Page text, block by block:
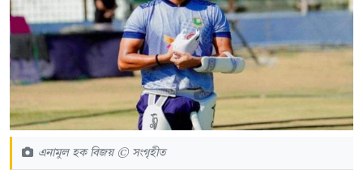
এনামুল হক বিজয় © সংগৃহীত